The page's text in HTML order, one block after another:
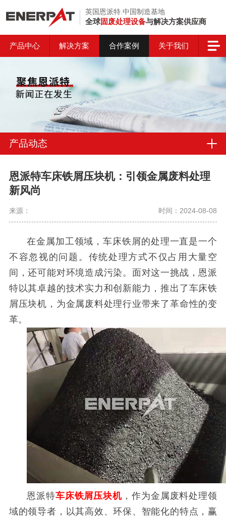
英国恩派特.中国制造基地
全球固废处理设备与解决方案供应商
产品中心 解决方案 合作案例 关于我们
产品动态
恩派特车床铁屑压块机：引领金属废料处理
新风尚
来源： 时间：2024-08-08
在金属加工领域，车床铁屑的处理一直是一个
不容忽视的问题。传统处理方式不仅占用大量空
间，还可能对环境造成污染。面对这一挑战，恩派
特以其卓越的技术实力和创新能力，推出了车床铁
屑压块机，为金属废料处理行业带来了革命性的变
革。
恩派特车床铁屑压块机 ，作为金属废料处理领
域的领导者，以其高效、环保、智能化的特点，赢